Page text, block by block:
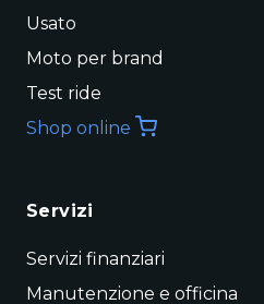
Usato
Moto per brand
Test ride
Shop online
Servizi
Servizi finanziari
Manutenzione e officina